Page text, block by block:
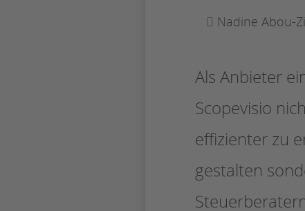
Nadine Abou-
Als Anbieter
Scopevisio
effizienter zu
gestalten